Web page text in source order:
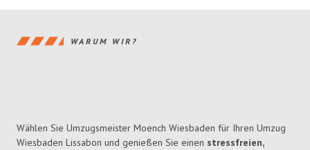
WARUM WIR?
Wählen Sie Umzugsmeister Moench Wiesbaden für Ihren Umzug
Wiesbaden Lissabon und genießen Sie einen stressfreien,